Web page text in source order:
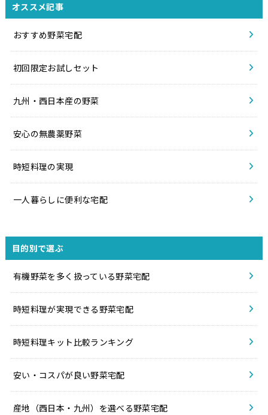
オススメ記事
おすすめ野菜宅配
初回限定お試しセット
九州・西日本産の野菜
安心の無農薬野菜
時短料理の実現
一人暮らしに便利な宅配
目的別で選ぶ
有機野菜を多く扱っている野菜宅配
時短料理が実現できる野菜宅配
時短料理キット比較ランキング
安い・コスパが良い野菜宅配
産地（西日本・九州）を選べる野菜宅配